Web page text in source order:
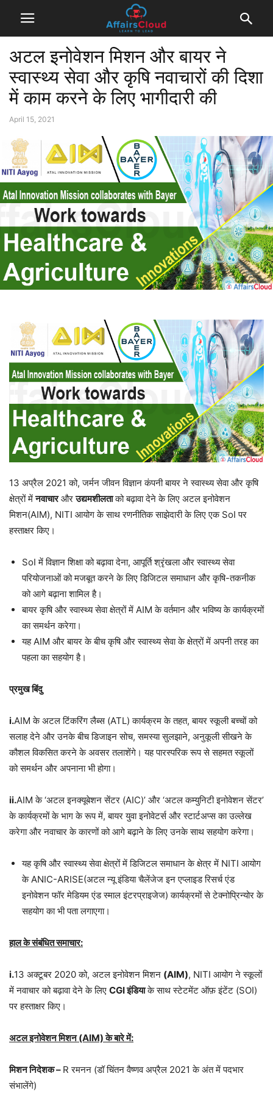
अटल इनोवेशन मिशन और बायर ने
स्वास्थ्य सेवा और कृषि नवाचारों की दिशा
में काम करने के लिए भागीदारी की
April 15, 2021
13 अप्रैल 2021 को, जर्मन जीवन विज्ञान कंपनी बायर ने स्वास्थ्य सेवा और कृषि
क्षेत्रों मेंनवाचारऔरउद्यमशीलताको बढ़ावा देने के लिए अटल इनोवेशन
मिशन(AIM), NITI आयोग के साथ रणनीतिक साझेदारी के लिए एक SoI पर
हस्ताक्षर किए।
SoI में विज्ञान शिक्षा को बढ़ावा देना, आपूर्ति श्रृंखला और स्वास्थ्य सेवा
परियोजनाओं को मजबूत करने के लिए डिजिटल समाधान और कृषि-तकनीक
को आगे बढ़ाना शामिल है।
बायर कृषि और स्वास्थ्य सेवा क्षेत्रों में AIM के वर्तमान और भविष्य के कार्यक्रमों
का समर्थन करेगा।
यह AIM और बायर के बीच कृषि और स्वास्थ्य सेवा के क्षेत्रों में अपनी तरह का
पहला का सहयोग है।
प्रमुख बिंदु
i.AIM के अटल टिंकरिंग लैब्स (ATL) कार्यक्रम के तहत, बायर स्कूली बच्चों को
सलाह देने और उनके बीच डिजाइन सोच, समस्या सुलझाने, अनुकूली सीखने के
कौशल विकसित करने के अवसर तलाशेंगे। यह पारस्परिक रूप से सहमत स्कूलों
को समर्थन और अपनाना भी होगा।
ii.AIM के ‘अटल इनक्यूबेशन सेंटर (AIC)’ और ‘अटल कम्युनिटी इनोवेशन सेंटर’
के कार्यक्रमों के भाग के रूप में, बायर युवा इनोवेटर्स और स्टार्टअप्स का उल्लेख
करेगा और नवाचार के कारणों को आगे बढ़ाने के लिए उनके साथ सहयोग करेगा।
यह कृषि और स्वास्थ्य सेवा क्षेत्रों में डिजिटल समाधान के क्षेत्र में NITI आयोग
के ANIC-ARISE(अटल न्यू इंडिया चैलेंजेज इन एप्लाइड रिसर्च एंड
इनोवेशन फॉर मेडियम एंड स्माल इंटरप्राइजेज) कार्यक्रमों से टेक्नोप्रिन्योर के
सहयोग का भी पता लगाएगा।
हाल के संबंधित समाचार:
i.13 अक्टूबर 2020 को, अटल इनोवेशन मिशन (AIM), NITI आयोग ने स्कूलों
में नवाचार को बढ़ावा देने के लिए CGI इंडियाके साथ स्टेटमेंट ऑफ़ इंटेंट (SOI)
पर हस्ताक्षर किए।
अटल इनोवेशन मिशन (AIM) के बारे में:
मिशन निदेशक – R रमनन (डॉ चिंतन वैष्णव अप्रैल 2021 के अंत में पदभार
संभालेंगे)